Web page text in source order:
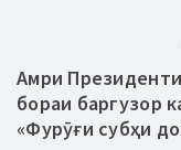
Амри
бораи баргузор
«Фурӯғи субҳи